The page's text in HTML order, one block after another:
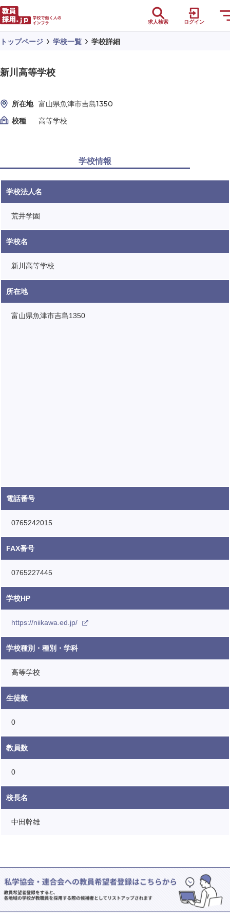
求人検索 ログイン
トップページ 学校一覧 学校詳細
新川高等学校
所在地 富山県魚津市吉島1350
校種
高等学校
学校情報
学校法人名
荒井学園
学校名
新川高等学校
所在地
富山県魚津市吉島1350
電話番号
0765242015
FAX番号
0765227445
学校HP
https://niikawa.ed.jp/
学校種別・種別・学科
高等学校
生徒数
0
教員数
0
校長名
中田幹雄